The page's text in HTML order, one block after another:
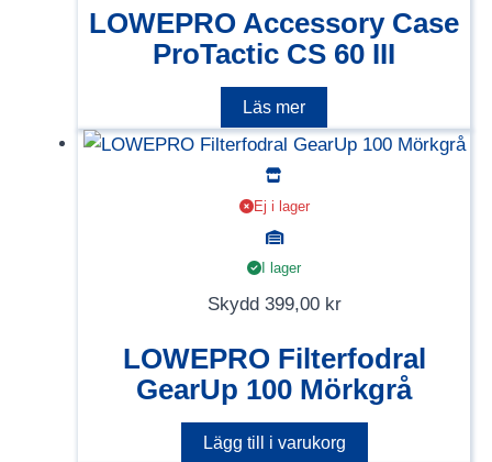
LOWEPRO Accessory Case
ProTactic CS 60 III
Läs mer
Ej i lager
I lager
Skydd 399,00 kr
LOWEPRO Filterfodral
GearUp 100 Mörkgrå
Lägg till i varukorg